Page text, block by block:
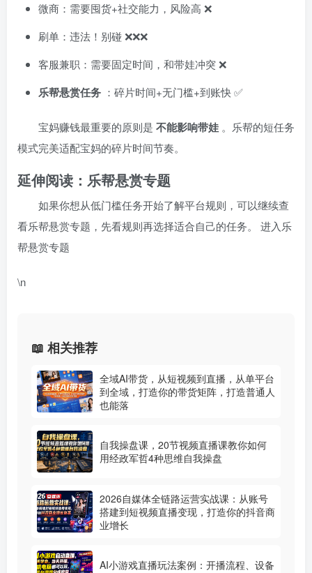
微商：需要囤货+社交能力，风险高 ❌
刷单：违法！别碰 ❌❌❌
客服兼职：需要固定时间，和带娃冲突 ❌
乐帮悬赏任务 ：碎片时间+无门槛+到账快 ✅
宝妈赚钱最重要的原则是 不能影响带娃 。乐帮的短任务
模式完美适配宝妈的碎片时间节奏。
延伸阅读：乐帮悬赏专题
如果你想从低门槛任务开始了解平台规则，可以继续查
看乐帮悬赏专题，先看规则再选择适合自己的任务。 进入乐
帮悬赏专题
\n
📖 相关推荐
全域AI带货，从短视频到直播，从单平台
到全域，打造你的带货矩阵，打造普通人
也能落
自我操盘课，20节视频直播课教你如何
用经政军哲4种思维自我操盘
2026自媒体全链路运营实战课：从账号
搭建到短视频直播变现，打造你的抖音商
业增长
AI小游戏直播玩法案例：开播流程、设备